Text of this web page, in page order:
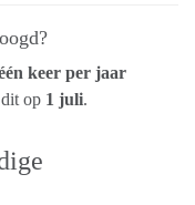
keer per jaar
op 1 juli.